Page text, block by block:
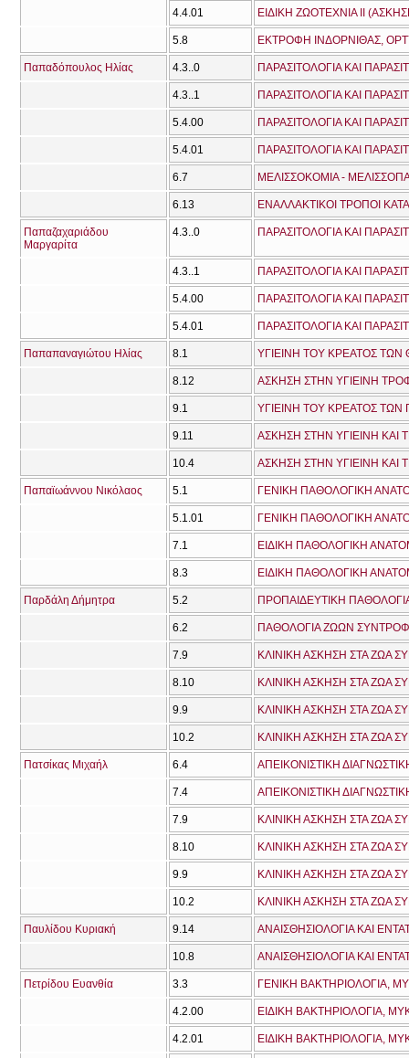
4.4.01 ΕΙΔΙΚΗ ΖΩΟΤΕΧΝΙΑ ΙΙ
5.8 ΕΚΤΡΟΦΗ ΙΝΔΟΡΝΙΘΑΣ,
Παπαδόπουλος Ηλίας 4.3..0 ΠΑΡΑΣΙΤΟΛΟΓΙΑ ΚΑΙ
4.3..1 ΠΑΡΑΣΙΤΟΛΟΓΙΑ ΚΑΙ
5.4.00 ΠΑΡΑΣΙΤΟΛΟΓΙΑ ΚΑΙ
5.4.01 ΠΑΡΑΣΙΤΟΛΟΓΙΑ ΚΑΙ
6.7 ΜΕΛΙΣΣΟΚΟΜΙΑ -
6.13 ΕΝΑΛΛΑΚΤΙΚΟΙ ΤΡΟΠΟΙ
Παπαζαχαριάδου
Μαργαρίτα
4.3..0 ΠΑΡΑΣΙΤΟΛΟΓΙΑ ΚΑΙ
4.3..1 ΠΑΡΑΣΙΤΟΛΟΓΙΑ ΚΑΙ
5.4.00 ΠΑΡΑΣΙΤΟΛΟΓΙΑ ΚΑΙ
5.4.01 ΠΑΡΑΣΙΤΟΛΟΓΙΑ ΚΑΙ
Παπαπαναγιώτου Ηλίας 8.1 ΥΓΙΕΙΝΗ ΤΟΥ ΚΡΕΑΤΟΣ
8.12 ΑΣΚΗΣΗ ΣΤΗΝ ΥΓΙΕΙΝΗ
9.1
9.11 ΑΣΚΗΣΗ ΣΤΗΝ ΥΓΙΕΙΝΗ
10.4 ΑΣΚΗΣΗ ΣΤΗΝ ΥΓΙΕΙΝΗ
Παπαϊωάννου Νικόλαος 5.1 ΓΕΝΙΚΗ ΠΑΘΟΛΟΓΙΚΗ
5.1.01 ΓΕΝΙΚΗ ΠΑΘΟΛΟΓΙΚΗ
7.1 ΕΙΔΙΚΗ ΠΑΘΟΛΟΓΙΚΗ
8.3 ΕΙΔΙΚΗ ΠΑΘΟΛΟΓΙΚΗ
Παρδάλη Δήμητρα 5.2 ΠΡΟΠΑΙΔΕΥΤΙΚΗ
6.2 ΠΑΘΟΛΟΓΙΑ ΖΩΩΝ
7.9 ΚΛΙΝΙΚΗ ΑΣΚΗΣΗ ΣΤΑ ΖΩΑ
8.10 ΚΛΙΝΙΚΗ ΑΣΚΗΣΗ ΣΤΑ ΖΩΑ
9.9 ΚΛΙΝΙΚΗ ΑΣΚΗΣΗ ΣΤΑ ΖΩΑ
10.2 ΚΛΙΝΙΚΗ ΑΣΚΗΣΗ ΣΤΑ ΖΩΑ
Πατσίκας Μιχαήλ 6.4 ΑΠΕΙΚΟΝΙΣΤΙΚΗ
7.4 ΑΠΕΙΚΟΝΙΣΤΙΚΗ ΔΙΑΓΝΩΣΤΙΚΗ
7.9 ΚΛΙΝΙΚΗ ΑΣΚΗΣΗ ΣΤΑ ΖΩΑ
8.10 ΚΛΙΝΙΚΗ ΑΣΚΗΣΗ ΣΤΑ ΖΩΑ
9.9 ΚΛΙΝΙΚΗ ΑΣΚΗΣΗ ΣΤΑ ΖΩΑ
10.2 ΚΛΙΝΙΚΗ ΑΣΚΗΣΗ ΣΤΑ ΖΩΑ
Παυλίδου Κυριακή 9.14 ΑΝΑΙΣΘΗΣΙΟΛΟΓΙΑ ΚΑΙ
10.8 ΑΝΑΙΣΘΗΣΙΟΛΟΓΙΑ ΚΑΙ
Πετρίδου Ευανθία 3.3 ΓΕΝΙΚΗ ΒΑΚΤΗΡΙΟΛΟΓΙΑ,
4.2.00
4.2.01